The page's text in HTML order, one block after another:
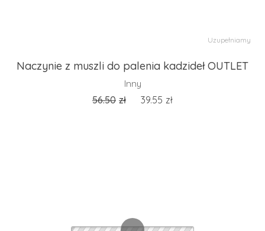
Uzupełniamy
Naczynie z muszli do palenia kadzideł OUTLET
Inny
56.50 zł 39.55 zł